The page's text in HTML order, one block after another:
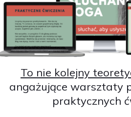
To nie kolejny
angażujące warsztaty
praktycznych